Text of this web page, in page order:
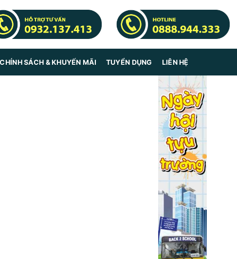
CHÍNH SÁCH & KHUYẾN MÃI TUYỂN DỤNG LIÊN HỆ